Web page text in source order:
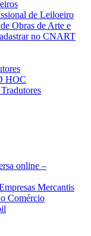
de Leiloeiro
Obras de Arte e
no CNART
HOC
online –
Mercantis
Comércio